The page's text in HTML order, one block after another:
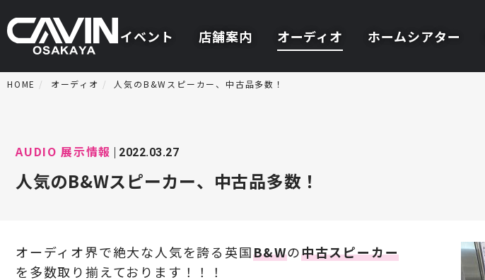
イベント 店舗案内 オーディオ ホームシアター
HOME オーディオ 人気のB&Wスピーカー、中古品多数！
AUDIO 展示情報 2022.03.27
人気のB&Wスピーカー、中古品多数！
オーディオ界で絶大な人気を誇る英国B&Wの中古スピーカー
を多数取り揃えております！！！